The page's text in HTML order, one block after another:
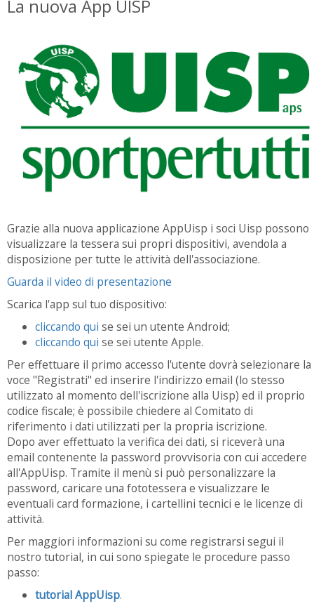
La nuova App UISP
Grazie alla nuova applicazione AppUisp i soci Uisp possono
visualizzare la tessera sui propri dispositivi, avendola a
disposizione per tutte le attività dell'associazione.
Guarda il video di presentazione
Scarica l'app sul tuo dispositivo:
cliccando qui se sei un utente Android;
cliccando qui se sei utente Apple.
Per effettuare il primo accesso l'utente dovrà selezionare la
voce "Registrati" ed inserire l'indirizzo email (lo stesso
utilizzato al momento dell'iscrizione alla Uisp) ed il proprio
codice fiscale; è possibile chiedere al Comitato di
riferimento i dati utilizzati per la propria iscrizione.
Dopo aver effettuato la verifica dei dati, si riceverà una
email contenente la password provvisoria con cui accedere
all'AppUisp. Tramite il menù si può personalizzare la
password, caricare una fototessera e visualizzare le
eventuali card formazione, i cartellini tecnici e le licenze di
attività.
Per maggiori informazioni su come registrarsi segui il
nostro tutorial, in cui sono spiegate le procedure passo
passo:
tutorial AppUisp.